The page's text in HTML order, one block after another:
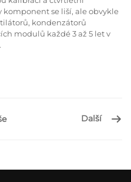
komponent se liší, ale obvykle
kondenzátorů
modulů každé 3 až 5 let v
Další